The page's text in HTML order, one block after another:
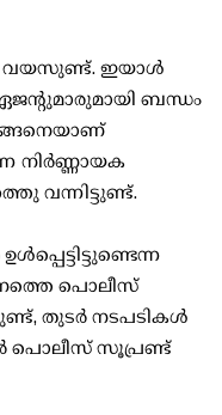
വയസുണ്ട്. ഇയാള്‍
ബന്ധം
നിര്‍ണ്ണായക
വന്നിട്ടുണ്ട്.
പൊലീസ്
തുടര്‍ നടപടികള്‍
പൊലീസ് സൂപ്രണ്ട്